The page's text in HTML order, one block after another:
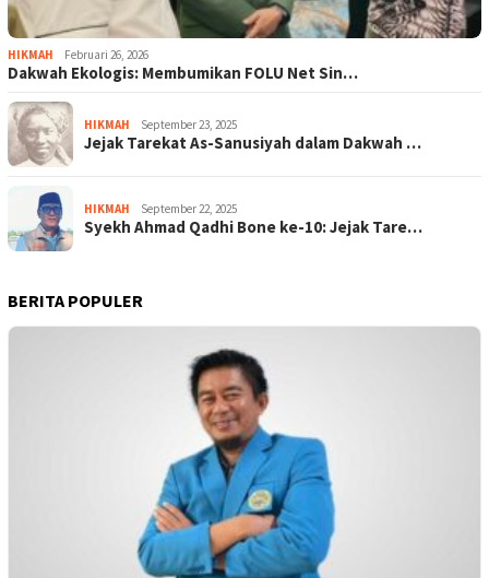
HIKMAH Februari 26, 2026
Dakwah Ekologis: Membumikan FOLU Net Sin…
HIKMAH September 23, 2025
Jejak Tarekat As-Sanusiyah dalam Dakwah …
HIKMAH September 22, 2025
Syekh Ahmad Qadhi Bone ke-10: Jejak Tare…
BERITA POPULER